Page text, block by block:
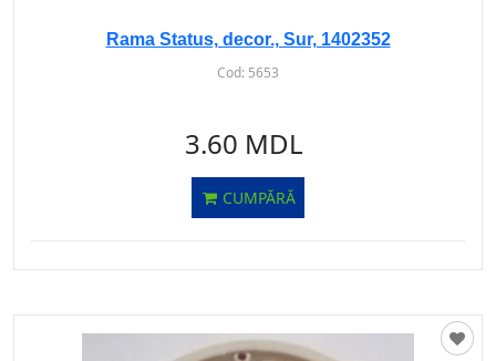
Rama Status, decor., Sur, 1402352
Cod: 5653
3.60 MDL
CUMPĂRĂ